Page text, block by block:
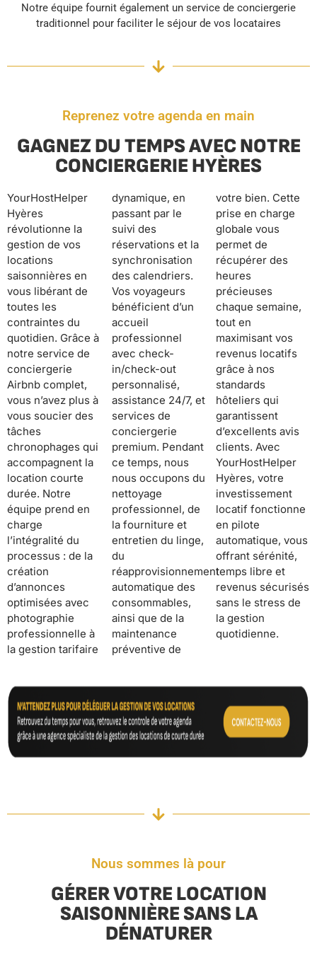
Notre équipe fournit également un service de conciergerie
traditionnel pour faciliter le séjour de vos locataires
Reprenez votre agenda en main
GAGNEZ DU TEMPS AVEC NOTRE
CONCIERGERIE HYÈRES
YourHostHelper
Hyères
révolutionne la
gestion de vos
locations
saisonnières en
vous libérant de
toutes les
contraintes du
quotidien. Grâce à
notre service de
conciergerie
Airbnb complet,
vous n’avez plus à
vous soucier des
tâches
chronophages qui
accompagnent la
location courte
durée. Notre
équipe prend en
charge
l’intégralité du
processus : de la
création
d’annonces
optimisées avec
photographie
professionnelle à
la gestion tarifaire
dynamique, en
passant par le
suivi des
réservations et la
synchronisation
des calendriers.
Vos voyageurs
bénéficient d’un
accueil
professionnel
avec check-
in/check-out
personnalisé,
assistance 24/7, et
services de
conciergerie
premium. Pendant
ce temps, nous
nous occupons du
nettoyage
professionnel, de
la fourniture et
entretien du linge,
du
réapprovisionnement
automatique des
consommables,
ainsi que de la
maintenance
préventive de
votre bien. Cette
prise en charge
globale vous
permet de
récupérer des
heures
précieuses
chaque semaine,
tout en
maximisant vos
revenus locatifs
grâce à nos
standards
hôteliers qui
garantissent
d’excellents avis
clients. Avec
YourHostHelper
Hyères, votre
investissement
locatif fonctionne
en pilote
automatique, vous
offrant sérénité,
temps libre et
revenus sécurisés
sans le stress de
la gestion
quotidienne.
Nous sommes là pour
GÉRER VOTRE LOCATION
SAISONNIÈRE SANS LA
DÉNATURER